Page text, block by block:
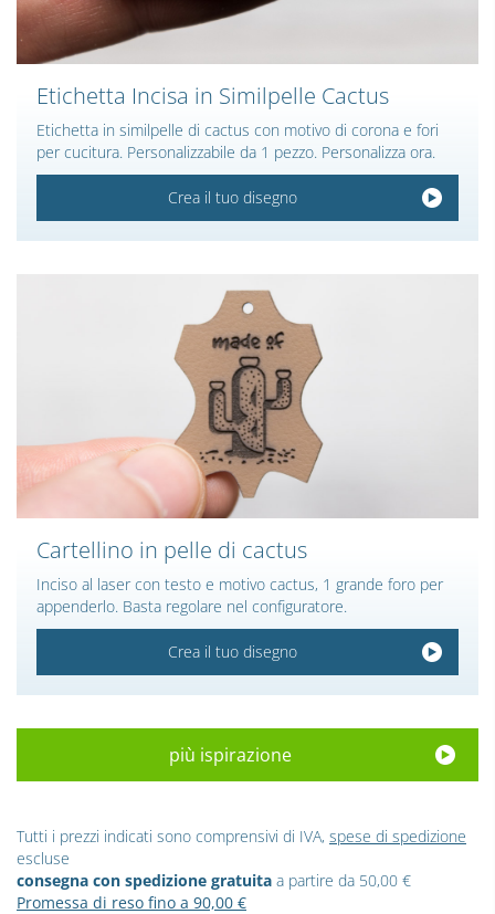
Etichetta Incisa in Similpelle Cactus
Etichetta in similpelle di cactus con motivo di corona e fori
per cucitura. Personalizzabile da 1 pezzo. Personalizza ora.
Crea il tuo disegno
Cartellino in pelle di cactus
Inciso al laser con testo e motivo cactus, 1 grande foro per
appenderlo. Basta regolare nel configuratore.
Crea il tuo disegno
più ispirazione
Tutti i prezzi indicati sono comprensivi di IVA, spese di spedizione
escluse
consegna con spedizione gratuita a partire da 50,00 €
Promessa di reso fino a 90,00 €